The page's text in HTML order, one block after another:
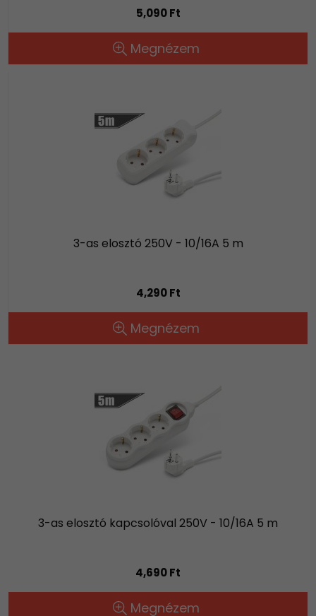
5,090 Ft
Megnézem
3-as elosztó 250V - 10/16A 5 m
4,290 Ft
Megnézem
3-as elosztó kapcsolóval 250V - 10/16A 5 m
4,690 Ft
Megnézem